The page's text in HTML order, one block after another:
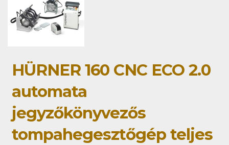
HÜRNER 160 CNC ECO 2.0
automata
jegyzőkönyvezős
tompahegesztőgép teljes